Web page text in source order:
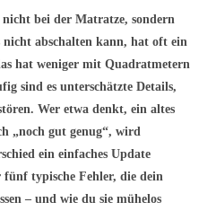
bei der Matratze, sondern
abschalten kann, hat oft ein
hat weniger mit Quadratmetern
sind es unterschätzte Details,
Wer etwa denkt, ein altes
„noch gut genug“, wird
ein einfaches Update
typische Fehler, die dein
– und wie du sie mühelos